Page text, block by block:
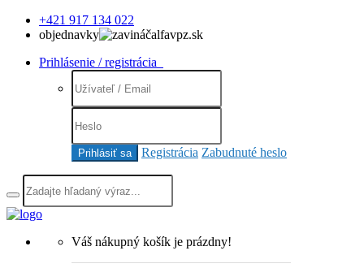
+421 917 134 022
objednavky
alfavpz.sk
Prihlásenie / registrácia
Prihlásiť sa Registrácia Zabudnuté heslo
Váš nákupný košík je prázdny!